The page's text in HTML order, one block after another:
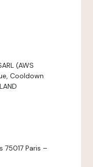
(AWS
Cooldown
75017 Paris –